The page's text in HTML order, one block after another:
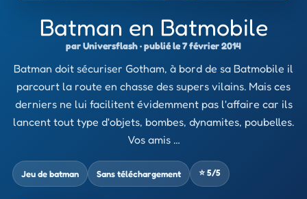
Batman en Batmobile
par Universflash · publié le 7 février 2014
Batman doit sécuriser Gotham, à bord de sa Batmobile il
parcourt la route en chasse des supers vilains. Mais ces
derniers ne lui facilitent évidemment pas l'affaire car ils
lancent tout type d'objets, bombes, dynamites, poubelles.
Vos amis …
Jeu de batman Sans téléchargement ⭐ 5/5